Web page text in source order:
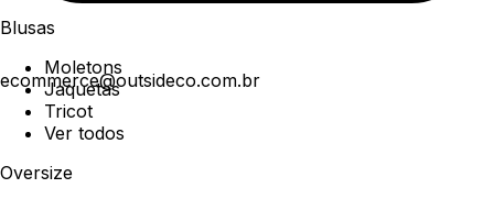
ecommerce@outsideco.com.br
Blusas
Moletons
Jaquetas
Tricot
Ver todos
Oversize